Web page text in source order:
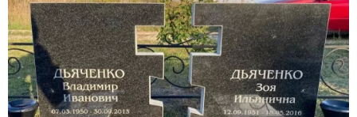
Мемориальные комплексы
Памятники с полноформатным фото
Склеп
Cкульптуры ангел
Детские памятники